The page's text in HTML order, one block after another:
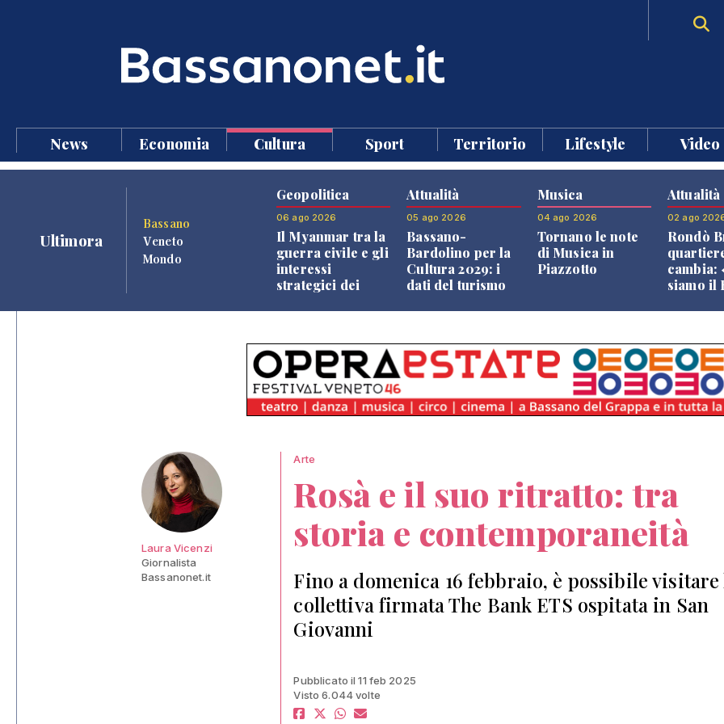
News Economia Cultura Sport Territorio Lifestyle Video
Ultimora
Bassano
Veneto
Mondo
Geopolitica
06 ago 2026
Il Myanmar tra la
guerra civile e gli
interessi
strategici dei
Attualità
05 ago 2026
Bassano-
Bardolino per la
Cultura 2029: i
dati del turismo
Musica
04 ago 2026
Tornano le note
di Musica in
Piazzotto
Attualità
02 ago
Rondò
cambia:
siamo il
Laura Vicenzi
Giornalista
Bassanonet.it
Arte
Rosà e il suo ritratto: tra
storia e contemporaneità
Fino a domenica 16 febbraio, è possibile visitare
collettiva firmata The Bank ETS ospitata in San
Giovanni
Pubblicato il 11 feb 2025
Visto 6.044 volte